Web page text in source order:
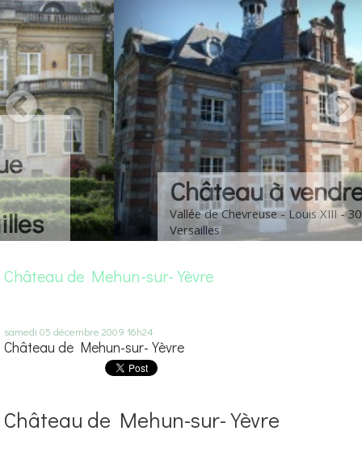
Château à vendre
Vallée de Chevreuse - Louis XIII - 30 km de
Versailles
Château de Mehun-sur-Yèvre
samedi 05 décembre 2009 16h24
Château de Mehun-sur-Yèvre
Château de Mehun-sur-Yèvre